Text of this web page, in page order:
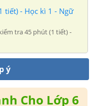
tiết) - Học kì 1 - Ngữ
tra 45 phút (1 tiết) -
ý
Cho Lớp 6